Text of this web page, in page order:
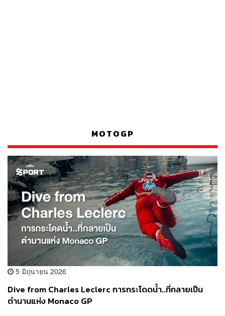
MOTOGP
5 มิถุนายน 2026
Dive from Charles Leclerc การกระโดดน้ำ..ที่กลายเป็น
ตำนานแห่ง Monaco GP